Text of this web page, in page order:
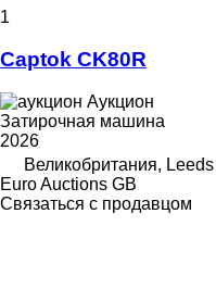
1
Captok CK80R
Аукцион
Затирочная машина
2026
Великобритания, Leeds
Euro Auctions GB
Связаться с продавцом